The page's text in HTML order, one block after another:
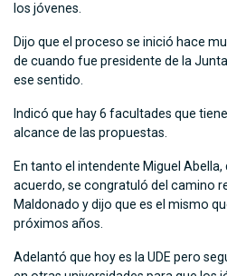
los jóvenes.
Dijo que el proceso se inició hace
de cuando fue presidente de la
ese sentido.
Indicó que hay 6 facultades que
alcance de las propuestas.
En tanto el intendente Miguel
acuerdo, se congratuló del camino
Maldonado y dijo que es el mismo
próximos años.
Adelantó que hoy es la UDE pero